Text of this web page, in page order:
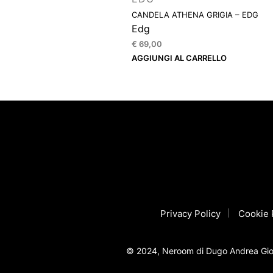
CANDELA ATHENA GRIGIA – EDG
Edg
€ 69,00
AGGIUNGI AL CARRELLO
Privacy Policy Cookie
© 2024, Neroom di Dugo Andrea